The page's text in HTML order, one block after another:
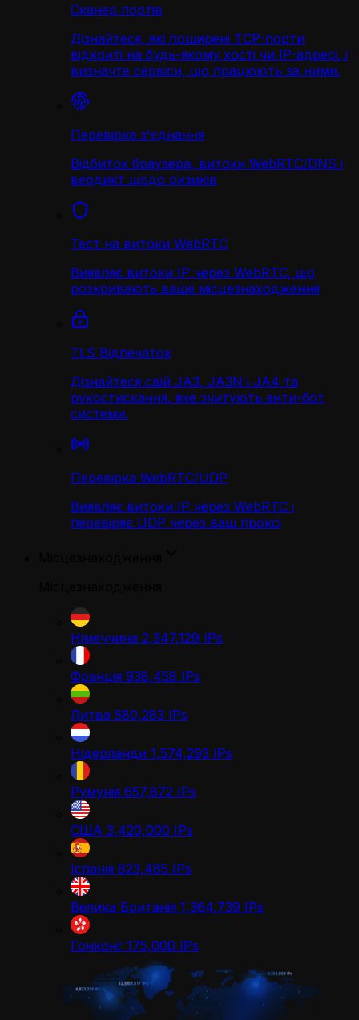
Сканер портів
Дізнайтеся, які поширені TCP-порти
відкриті на будь-якому хості чи IP-адресі, і
визначте сервіси, що працюють за ними.
Перевірка з'єднання
Відбиток браузера, витоки WebRTC/DNS і
вердикт щодо ризиків
Тест на витоки WebRTC
Виявляє витоки IP через WebRTC, що
розкривають ваше місцезнаходження
TLS Відпечаток
Дізнайтеся свій JA3, JA3N і JA4 та
рукостискання, яке зчитують анти-бот
системи.
Перевірка WebRTC/UDP
Виявляє витоки IP через WebRTC і
перевіряє UDP через ваш проксі
Німеччина 2,347,129 IPs
Франція 938,458 IPs
Литва 580,283 IPs
Нідерланди 1,574,293 IPs
Румунія 657,872 IPs
США 3,420,000 IPs
Іспанія 823,485 IPs
Велика Британія 1,364,739 IPs
Гонконг 175,000 IPs